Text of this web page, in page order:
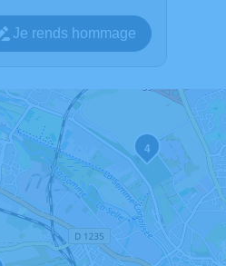
Je rends hommage
4